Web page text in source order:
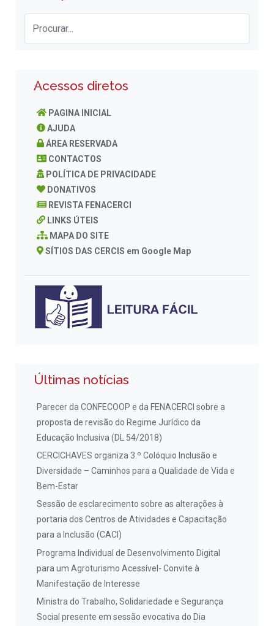
Acessos diretos
PAGINA INICIAL
AJUDA
ÁREA RESERVADA
CONTACTOS
POLÍTICA DE PRIVACIDADE
DONATIVOS
REVISTA FENACERCI
LINKS ÚTEIS
MAPA DO SITE
SÍTIOS DAS CERCIS em Google Map
Últimas notícias
Parecer da CONFECOOP e da FENACERCI sobre a
proposta de revisão do Regime Jurídico da
Educação Inclusiva (DL 54/2018)
CERCICHAVES organiza 3.º Colóquio Inclusão e
Diversidade – Caminhos para a Qualidade de Vida e
Bem-Estar
Sessão de esclarecimento sobre as alterações à
portaria dos Centros de Atividades e Capacitação
para a Inclusão (CACI)
Programa Individual de Desenvolvimento Digital
para um Agroturismo Acessível- Convite à
Manifestação de Interesse
Ministra do Trabalho, Solidariedade e Segurança
Social presente em sessão evocativa do Dia